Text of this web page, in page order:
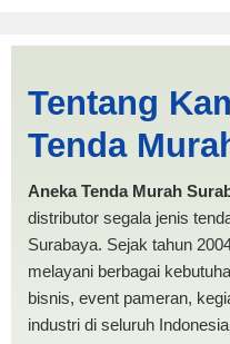
Bukittinggi |
ANEKA
Tentang
Tenda
Aneka Tenda Murah
distributor segala jenis
Surabaya. Sejak tahun
melayani berbagai
bisnis, event pameran,
industri di seluruh